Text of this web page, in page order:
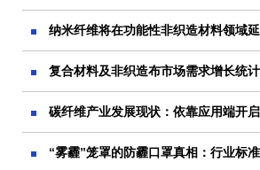
纳米纤维将在功能性非织造材料领域
复合材料及非织造布市场需求增长统计
碳纤维产业发展现状：依靠应用端开
“雾霾”笼罩的防霾口罩真相：行业标